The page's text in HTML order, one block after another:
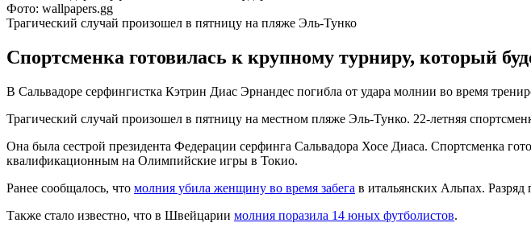
Фото: wallpapers.gg
Трагический случай произошел в пятницу на пляже Эль-Тунко
Спортсменка готовилась к крупному турниру, который
В Сальвадоре серфингистка Кэтрин Диас Эрнандес погибла от удара молнии во время
Трагический случай произошел в пятницу на местном пляже Эль-Тунко. 22-летняя
Она была сестрой президента Федерации серфинга Сальвадора Хосе Диаса. Спортсменка
квалификационным на Олимпийские игры в Токио.
Ранее сообщалось, что молния убила женщину во время забега в итальянских Альпах.
Также стало известно, что в Швейцарии молния поразила 14 юных футболистов.